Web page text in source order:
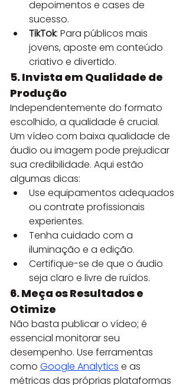
depoimentos e cases de
sucesso.
TikTok: Para públicos mais
jovens, aposte em conteúdo
criativo e divertido.
5. Invista em Qualidade de
Produção
Independentemente do formato
escolhido, a qualidade é crucial.
Um vídeo com baixa qualidade de
áudio ou imagem pode prejudicar
sua credibilidade. Aqui estão
algumas dicas:
Use equipamentos adequados
ou contrate profissionais
experientes.
Tenha cuidado com a
iluminação e a edição.
Certifique-se de que o áudio
seja claro e livre de ruídos.
6. Meça os Resultados e
Otimize
Não basta publicar o vídeo; é
essencial monitorar seu
desempenho. Use ferramentas
como Google Analytics e as
métricas das próprias plataformas